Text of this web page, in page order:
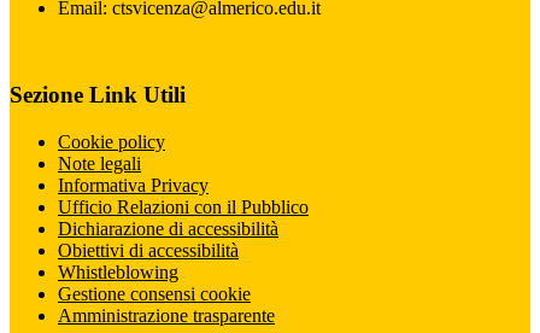
Email: ctsvicenza@almerico.edu.it
Sezione Link Utili
Cookie policy
Note legali
Informativa Privacy
Ufficio Relazioni con il Pubblico
Dichiarazione di accessibilità
Obiettivi di accessibilità
Whistleblowing
Gestione consensi cookie
Amministrazione trasparente